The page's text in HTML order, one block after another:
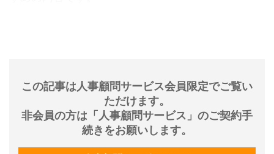
この記事は人事顧問サービス会員限定でご覧い
ただけます。
非会員の方は「人事顧問サービス」のご契約手
続きをお願いします。